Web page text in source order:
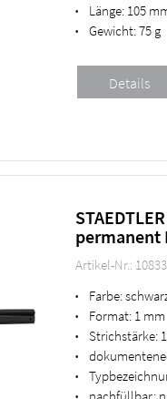
• Länge: 105
• Gewicht:75 g
permanent
Artikel-Nr.:
• Farbe:
• Format: 1 mm
• Strichstärke:
•
•
•